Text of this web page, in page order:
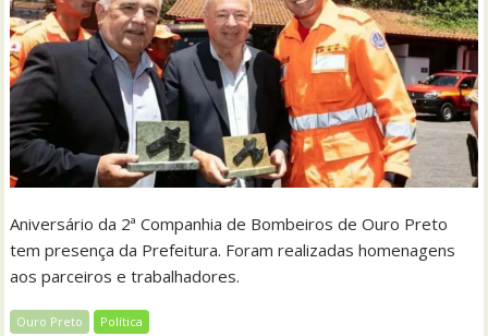
Aniversário da 2ª Companhia de Bombeiros de Ouro Preto
tem presença da Prefeitura. Foram realizadas homenagens
aos parceiros e trabalhadores.
Ouro Preto Política